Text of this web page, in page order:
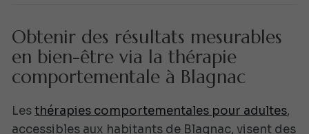
Obtenir des résultats mesurables
en bien-être via la thérapie
comportementale à Blagnac
Lesthérapies comportementales pour adultes,
accessibles aux habitants de Blagnac, visent des